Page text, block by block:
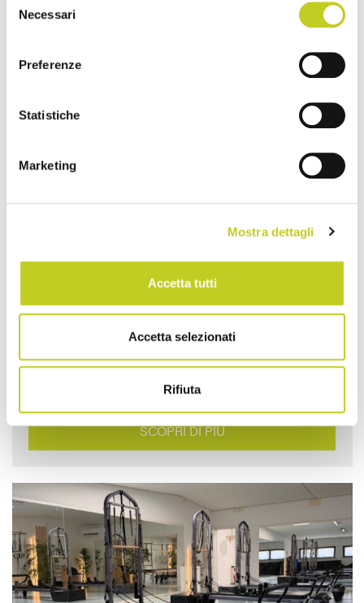
delNecessari
Preferenze
Statistiche
Marketing
Mostra dettagli
Accetta tutti
Accetta selezionati
Rifiuta
DiMa di Manuela Tronchin
nasce dal desiderio di Manuela Tronchin e…
SCOPRI DI PIÙ